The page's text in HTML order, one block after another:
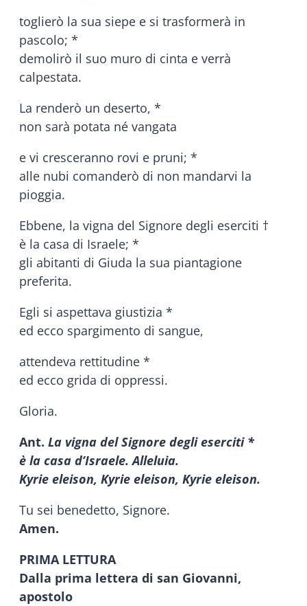
toglierò la sua siepe e si trasformerà in
pascolo; *
demolirò il suo muro di cinta e verrà
calpestata.
La renderò un deserto, *
non sarà potata né vangata
e vi cresceranno rovi e pruni; *
alle nubi comanderò di non mandarvi la
pioggia.
Ebbene, la vigna del Signore degli eserciti †
è la casa di Israele; *
gli abitanti di Giuda la sua piantagione
preferita.
Egli si aspettava giustizia *
ed ecco spargimento di sangue,
attendeva rettitudine *
ed ecco grida di oppressi.
Gloria.
Ant. La vigna del Signore degli eserciti *
è la casa d’Israele. Alleluia.
Kyrie eleison, Kyrie eleison, Kyrie eleison.
Tu sei benedetto, Signore.
Amen.
PRIMA LETTURA
Dalla prima lettera di san Giovanni,
apostolo